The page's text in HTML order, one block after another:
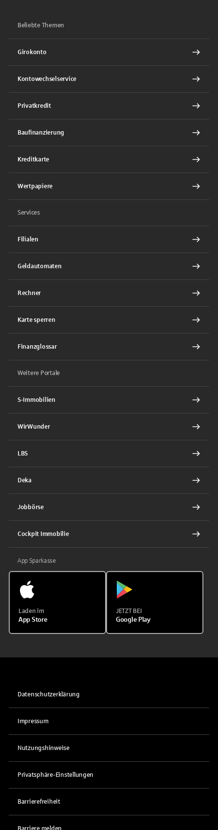
Beliebte Themen
Girokonto
Kontowechselservice
Privatkredit
Baufinanzierung
Kreditkarte
Wertpapiere
Services
Filialen
Geldautomaten
Rechner
Karte sperren
Finanzglossar
Weitere Portale
S-Immobilien
WirWunder
LBS
Deka
Jobbörse
Cockpit Immobilie
App Sparkasse
Laden im
App Store
JETZT BEI
Google Play
Datenschutzerklärung
Impressum
Nutzungshinweise
Privatsphäre-Einstellungen
Barrierefreiheit
Barriere melden